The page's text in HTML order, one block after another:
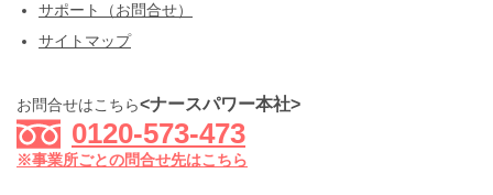
サポート（お問合せ）
サイトマップ
お問合せはこちら<ナースパワー本社>
0120-573-473
※事業所ごとの問合せ先はこちら